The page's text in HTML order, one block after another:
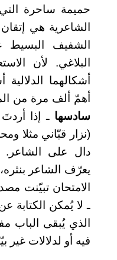
حميمة ساحرة
الشاعرية هي إتقان
الشفيف البسيط
البلاغي. لأن
أشكالهما
أهمّ ألف مرة من
سادسها ـ إذا
(نزار قبّاني مثلا
دال على الشاعر.
يعرّف الشاعر
الامتحان تبيّنت
ـ لا يُمكن الكتابة
الذي يُبقى الباب
فيه أو لدلالات غير